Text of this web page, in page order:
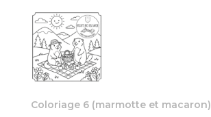
Coloriage 6 (marmotte et macaron)